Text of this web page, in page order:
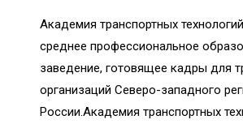
Академия транспортных
среднее профессиональное
заведение, готовящее кадры для
организаций Северо-западного
России.Академия транспортных